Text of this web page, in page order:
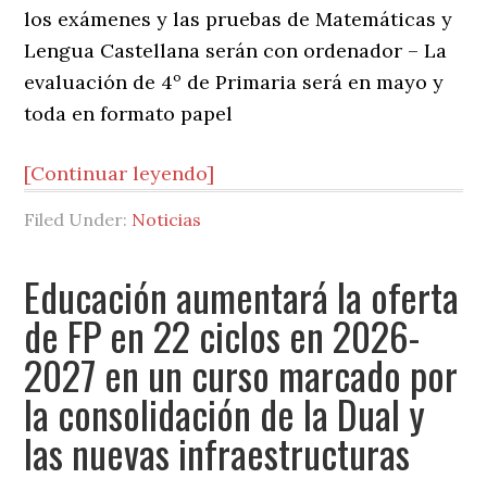
los exámenes y las pruebas de Matemáticas y
Lengua Castellana serán con ordenador – La
evaluación de 4º de Primaria será en mayo y
toda en formato papel
[Continuar leyendo]
Filed Under: Noticias
Educación aumentará la oferta
de FP en 22 ciclos en 2026-
2027 en un curso marcado por
la consolidación de la Dual y
las nuevas infraestructuras